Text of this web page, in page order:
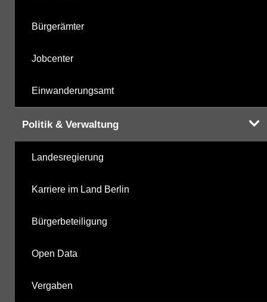
Bürgerämter
Jobcenter
Einwanderungsamt
Politik & Verwaltung
Landesregierung
Karriere im Land Berlin
Bürgerbeteiligung
Open Data
Vergaben